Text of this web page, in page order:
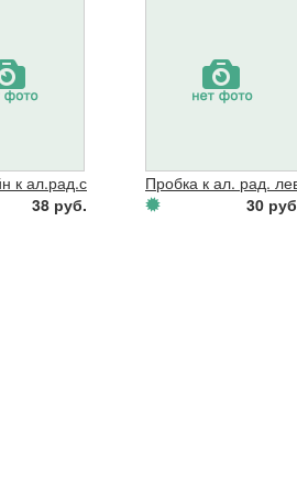
к ал.рад.с дюбелем белый(300мм)
38 руб.
Пробка к ал. рад.
30